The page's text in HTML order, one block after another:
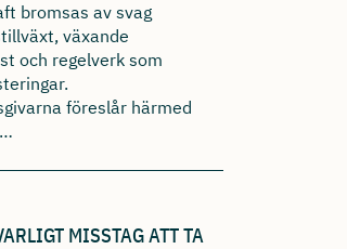
bromsas av svag
växande
och regelverk som
föreslår härmed
MISSTAG ATT TA